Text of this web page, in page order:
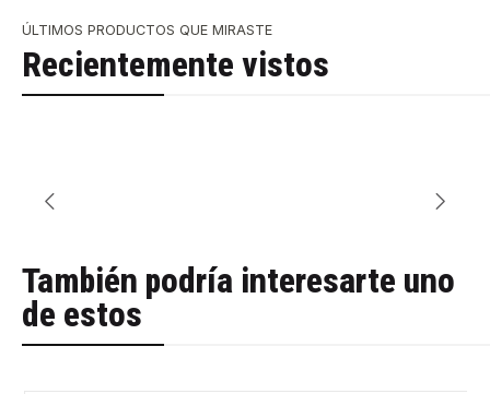
ÚLTIMOS PRODUCTOS QUE MIRASTE
Recientemente vistos
También podría interesarte uno
de estos